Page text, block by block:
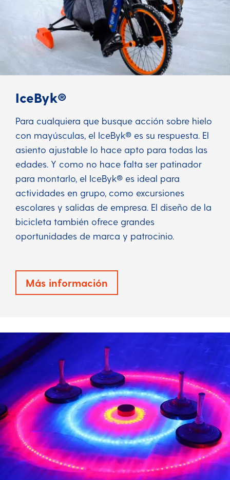
IceByk®
Para cualquiera que busque acción sobre hielo
con mayúsculas, el IceByk® es su respuesta. El
asiento ajustable lo hace apto para todas las
edades. Y como no hace falta ser patinador
para montarlo, el IceByk® es ideal para
actividades en grupo, como excursiones
escolares y salidas de empresa. El diseño de la
bicicleta también ofrece grandes
oportunidades de marca y patrocinio.
Más información